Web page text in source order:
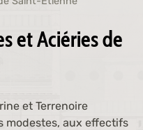
et Aciéries de
et Terrenoire
modestes, aux effectifs